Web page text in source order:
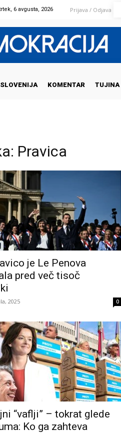
6 avgusta, 2026 Prijava / Odjava
SLOVENIJA KOMENTAR TUJINA
Pravica
je Le Penova
pred več tisoč
2025 0
“vaflji” – tokrat glede
Ko ga zahteva